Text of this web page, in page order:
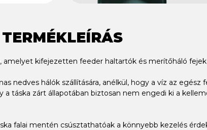
TERMÉKLEÍRÁS
kifejezetten feeder haltartók és merítőháló fejek
nedves hálók szállítására, anélkül, hogy a víz az egész
táska zárt állapotában biztosan nem engedi ki a
falai mentén csúsztathatóak a könnyebb kezelés